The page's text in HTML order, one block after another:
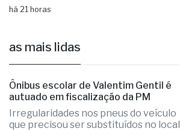
há 21 horas
as mais lidas
Ônibus escolar de Valentim Gentil é
autuado em fiscalização da PM
Irregularidades nos pneus do veículo
que precisou ser substituídos no local